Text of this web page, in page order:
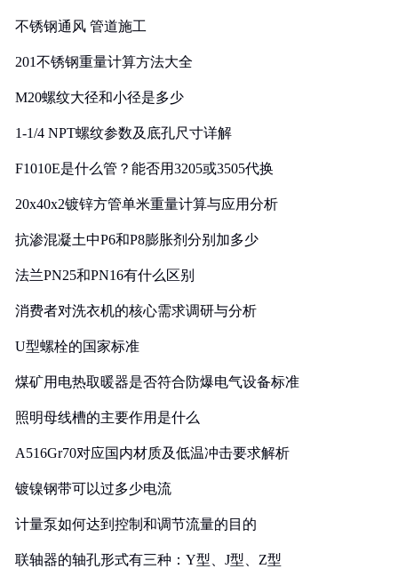
不锈钢通风 管道施工
201不锈钢重量计算方法大全
M20螺纹大径和小径是多少
1-1/4 NPT螺纹参数及底孔尺寸详解
F1010E是什么管？能否用3205或3505代换
20x40x2镀锌方管单米重量计算与应用分析
抗渗混凝土中P6和P8膨胀剂分别加多少
法兰PN25和PN16有什么区别
消费者对洗衣机的核心需求调研与分析
U型螺栓的国家标准
煤矿用电热取暖器是否符合防爆电气设备标准
照明母线槽的主要作用是什么
A516Gr70对应国内材质及低温冲击要求解析
镀镍钢带可以过多少电流
计量泵如何达到控制和调节流量的目的
联轴器的轴孔形式有三种：Y型、J型、Z型